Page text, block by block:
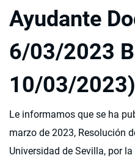
Ayudante
6/03/2023
10/03/2023)
Le informamos que se ha
marzo de 2023, Resolución
Universidad de Sevilla, por